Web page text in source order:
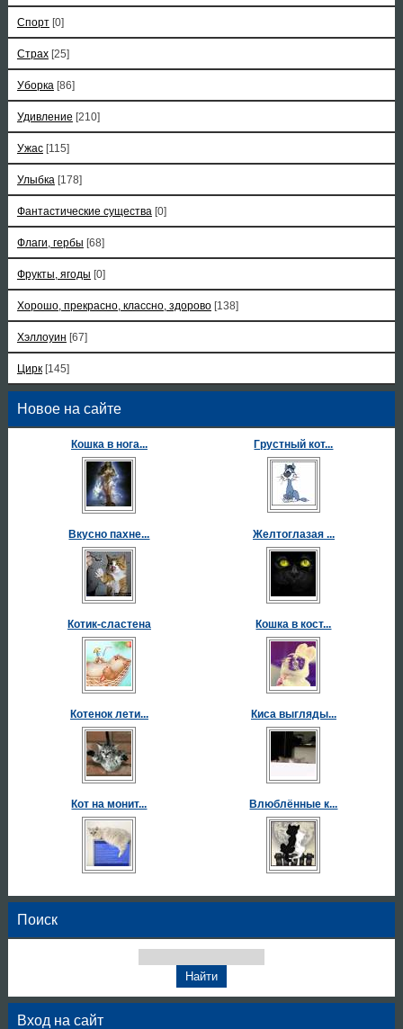
Спорт [0]
Страх [25]
Уборка [86]
Удивление [210]
Ужас [115]
Улыбка [178]
Фантастические существа [0]
Флаги, гербы [68]
Фрукты, ягоды [0]
Хорошо, прекрасно, классно, здорово [138]
Хэллоуин [67]
Цирк [145]
Новое на сайте
Кошка в нога... Грустный кот...
Вкусно пахне... Желтоглазая ...
Котик-сластена Кошка в кост...
Котенок лети... Киса выгляды...
Кот на монит... Влюблённые к...
Поиск
Вход на сайт